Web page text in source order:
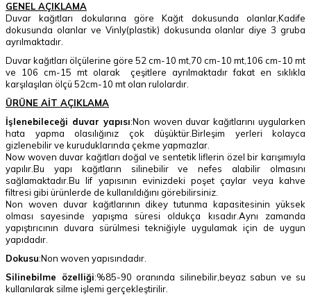
GENEL AÇIKLAMA
Duvar kağıtları dokularına göre Kağıt dokusunda olanlar,Kadife
dokusunda olanlar ve Vinly(plastik) dokusunda olanlar diye 3 gruba
ayrılmaktadır.
Duvar kağıtları ölçülerine göre 52 cm-10 mt,70 cm-10 mt,106 cm-10 mt
ve 106 cm-15 mt olarak çeşitlere ayrılmaktadır fakat en sıklıkla
karşılaşılan ölçü 52cm-10 mt olan rulolardır.
ÜRÜNE AİT AÇIKLAMA
İşlenebileceği duvar yapısı:Non woven duvar kağıtlarını uygularken
hata yapma olasılığınız çok düşüktür.Birleşim yerleri kolayca
gizlenebilir ve kuruduklarında çekme yapmazlar.
Now woven duvar kağıtları doğal ve sentetik liflerin özel bir karışımıyla
yapılır.Bu yapı kağıtların silinebilir ve nefes alabilir olmasını
sağlamaktadır.Bu lif yapısının evinizdeki poşet çaylar veya kahve
filtresi gibi ürünlerde de kullanıldığını görebilirsiniz.
Non woven duvar kağıtlarının dikey tutunma kapasitesinin yüksek
olması sayesinde yapışma süresi oldukça kısadır.Aynı zamanda
yapıştırıcının duvara sürülmesi tekniğiyle uygulamak için de uygun
yapıdadır.
Dokusu:Non woven yapısındadır.
Silinebilme özelliği:%85-90 oranında silinebilir,beyaz sabun ve su
kullanılarak silme işlemi gerçekleştirilir.